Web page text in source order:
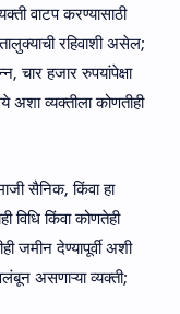
वाटप करण्यासाठी
रहिवाशी असेल;
चार हजार रुपयांपेक्षा
व्यक्तीला कोणतीही
सैनिक, किंवा हा
विधि किंवा कोणतेही
जमीन देण्यापूर्वी अशी
असणाऱ्या व्यक्ती;